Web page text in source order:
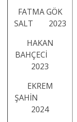
FATMA GÖK
SALT 2023
HAKAN
BAHÇECİ
2023
EKREM
ŞAHİN
2024